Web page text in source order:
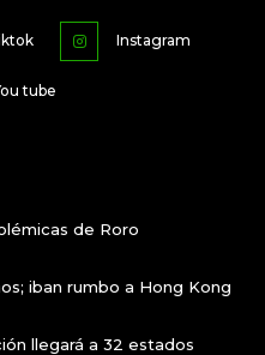
Instagram
tube
de Roro
iban rumbo a Hong Kong
llegará a 32 estados